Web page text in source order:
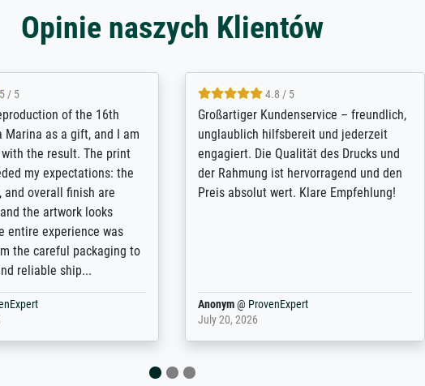
Opinie naszych Klientów
5 / 5
strives to
demands, and provides
how to obtain the best
prints requested by the
has a vast
to choose from, and
service also with
which are not in that
recommended!
5 / 5
Outstanding quality and customer
support. - the quality of the printing is
excellent and difficult to distinguish
from the real thing; it will be my go-to
for high-quality art prints from now on -
Anonym@ ProvenExpert
January 12, 2026